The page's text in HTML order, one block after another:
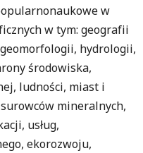
w
w tym: geografii
hydrologii,
środowiska,
ludności, miast i
mineralnych,
usług,
ekorozwoju,